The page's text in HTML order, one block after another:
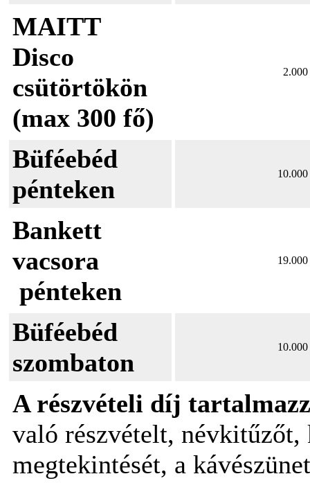
MAITT
Disco
csütörtökön
(max 300 fő)
Büféebéd
pénteken
Bankett
vacsora
pénteken
Büféebéd
szombaton
A részvételi díj
való részvételt, névkitűzőt,
megtekintését, a